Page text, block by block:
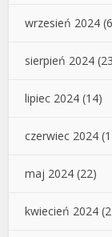
wrzesień 2024
sierpień 2024
lipiec 2024 (14)
czerwiec 2024
maj 2024 (22)
kwiecień 2024